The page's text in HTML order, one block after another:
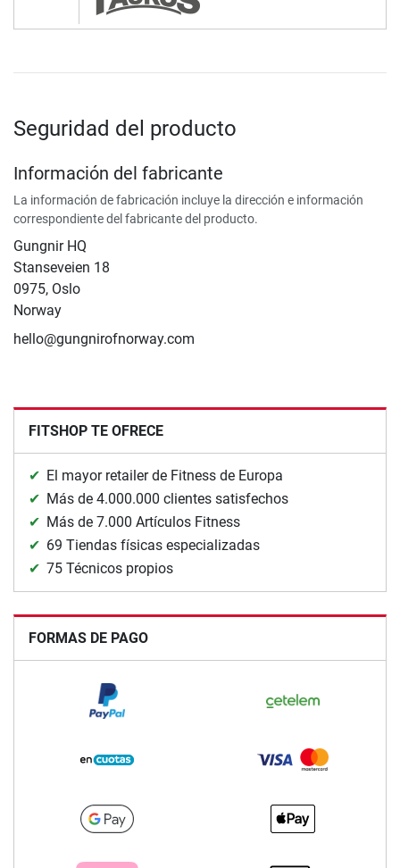
Seguridad del producto
Información del fabricante
La información de fabricación incluye la dirección e información
correspondiente del fabricante del producto.
Gungnir HQ
Stanseveien 18
0975, Oslo
Norway
hello@gungnirofnorway.com
FITSHOP TE OFRECE
El mayor retailer de Fitness de Europa
Más de 4.000.000 clientes satisfechos
Más de 7.000 Artículos Fitness
69 Tiendas físicas especializadas
75 Técnicos propios
FORMAS DE PAGO